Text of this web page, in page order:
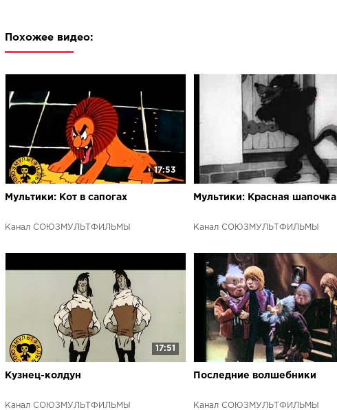
Похожее видео:
17:53
Мультики: Кот в сапогах
Канал СОЮЗМУЛЬТФИЛЬМЫ
Мультики: Красная шапочка
Канал СОЮЗМУЛЬТФИЛЬМЫ
17:51
Кузнец-колдун
Канал СОЮЗМУЛЬТФИЛЬМЫ
Последние волшебники
Канал СОЮЗМУЛЬТФИЛЬМЫ